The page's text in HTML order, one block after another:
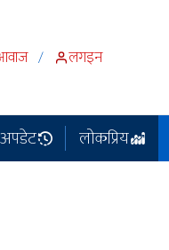
/ लगइन
लोकप्रिय